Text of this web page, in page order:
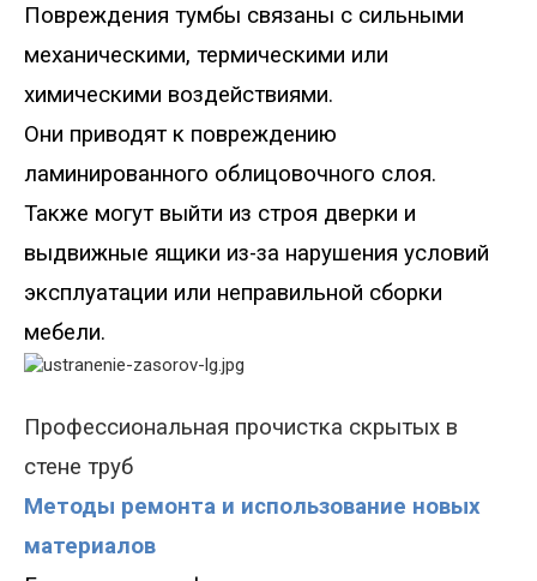
Повреждения тумбы связаны с сильными
механическими, термическими или
химическими воздействиями.
Они приводят к повреждению
ламинированного облицовочного слоя.
Также могут выйти из строя дверки и
выдвижные ящики из-за нарушения условий
эксплуатации или неправильной сборки
мебели.
Профессиональная прочистка скрытых в
стене труб
Методы ремонта и использование новых
материалов